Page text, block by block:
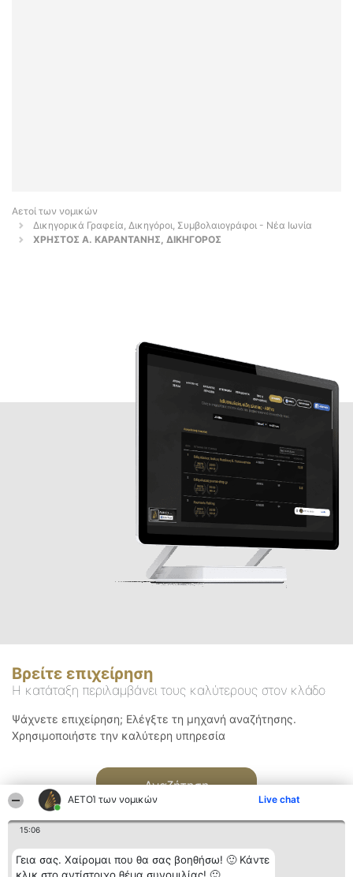
ΑΕΤΟΊ των νομικών Live chat
15:06
Γεια σας. Χαίρομαι που θα σας βοηθήσω! 🙂 Κάντε
Αετοί των νομικών
Δικηγορικά Γραφεία, Δικηγόροι, Συμβολαιογράφοι - Νέα Ιωνία
ΧΡΗΣΤΟΣ Α. ΚΑΡΑΝΤΑΝΗΣ, ΔΙΚΗΓΟΡΟΣ
Βρείτε επιχείρηση
Η κατάταξη περιλαμβάνει τους καλύτερους στον κλάδο
Ψάχνετε επιχείρηση; Ελέγξτε τη μηχανή αναζήτησης.
Χρησιμοποιήστε την καλύτερη υπηρεσία
Αναζήτηση